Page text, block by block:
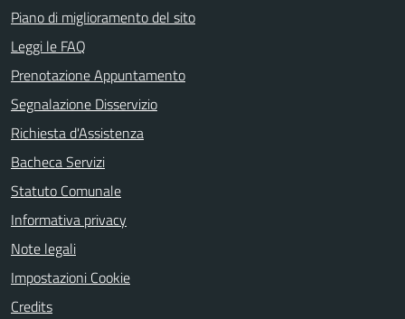
Piano di miglioramento del sito
Leggi le FAQ
Prenotazione Appuntamento
Segnalazione Disservizio
Richiesta d'Assistenza
Bacheca Servizi
Statuto Comunale
Informativa privacy
Note legali
Impostazioni Cookie
Credits